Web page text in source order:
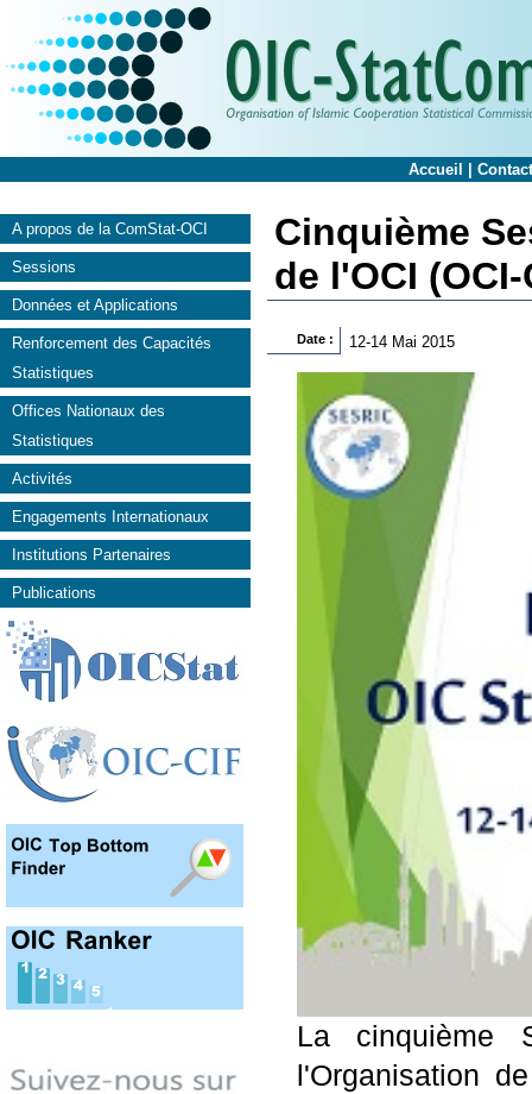
Accueil
A propos de la ComStat-OCI
Sessions
Données et Applications
Renforcement des Capacités
Statistiques
Offices Nationaux des
Statistiques
Activités
Engagements Internationaux
Institutions Partenaires
Publications
Cinquième
de l'OCI
Date : 12-14 Mai 2015
La cinquième
l'Organisation